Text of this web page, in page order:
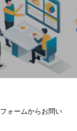
ォームからお問い